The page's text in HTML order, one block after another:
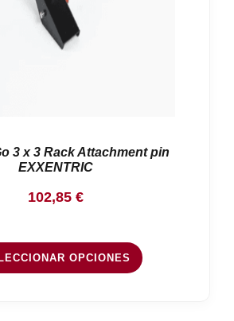
3 x 3 Rack Attachment pin
EXXENTRIC
102,85 €
OPCIONES